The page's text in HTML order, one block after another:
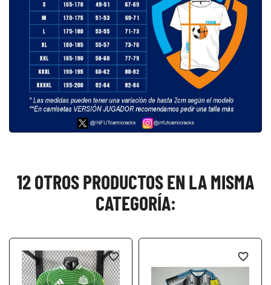
12 OTROS PRODUCTOS EN LA MISMA
CATEGORÍA:
favorite_border favorite_border